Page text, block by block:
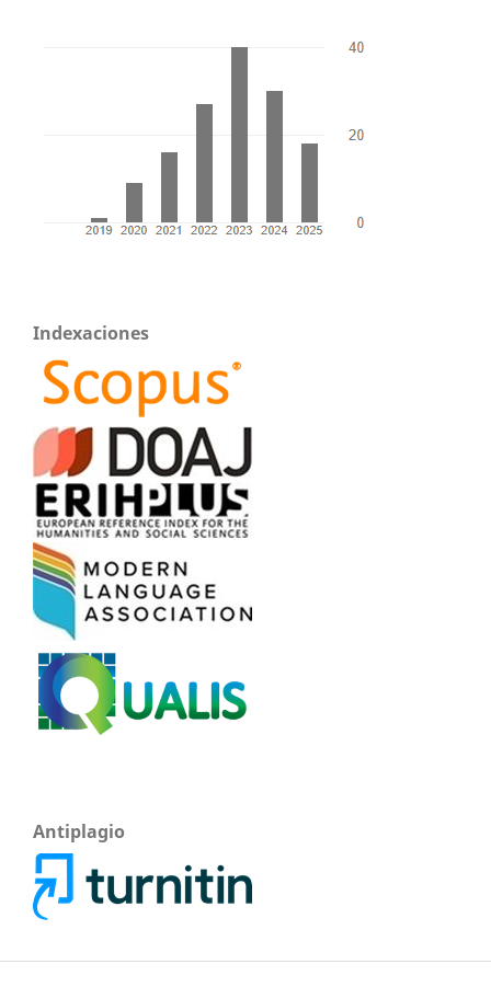
Indexaciones
Antiplagio